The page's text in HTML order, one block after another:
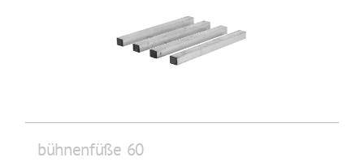
bühnenfüße 60